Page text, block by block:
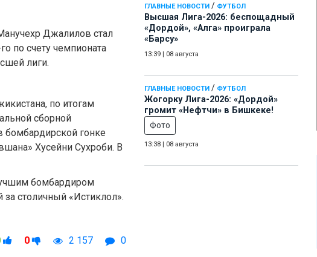
ГЛАВНЫЕ НОВОСТИ / ФУТБОЛ
Высшая Лига-2026: беспощадный
«Дордой», «Алга» проиграла
«Барсу»
13:39 08 августа
ГЛАВНЫЕ НОВОСТИ / ФУТБОЛ
Жогорку Лига-2026: «Дордой»
громит «Нефтчи» в Бишкеке!
Фото
13:38 08 августа
Джалилов стал
по счету чемпионата
лиги.
по итогам
сборной
бомбардирской гонке
Хусейни Сухроби. В
бомбардиром
столичный «Истиклол».
0 2 157 0